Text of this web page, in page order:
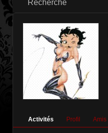
Recherche
Activités Profil Amis